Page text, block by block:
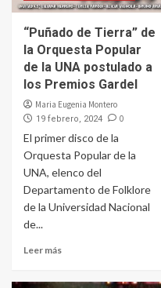
“Puñado de Tierra” de
la Orquesta Popular
de la UNA postulado a
los Premios Gardel
Maria Eugenia Montero
19 febrero, 2024 0
El primer disco de la
Orquesta Popular de la
UNA, elenco del
Departamento de Folklore
de la Universidad Nacional
de...
Leer más